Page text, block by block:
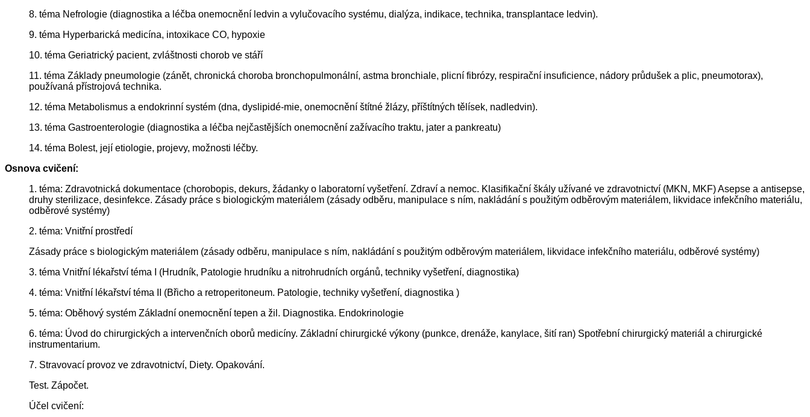
8. téma Nefrologie (diagnostika a léčba onemocnění ledvin a vylučovacího systému, dialýza, indikace, technika, transplantace ledvin).
9. téma Hyperbarická medicína, intoxikace CO, hypoxie
10. téma Geriatrický pacient, zvláštnosti chorob ve stáří
11. téma Základy pneumologie (zánět, chronická choroba bronchopulmonální, astma bronchiale, plicní fibrózy, respirační insuficience, nádory průdušek a plic, pneumotorax),
používaná přístrojová technika.
12. téma Metabolismus a endokrinní systém (dna, dyslipidé-mie, onemocnění štítné žlázy, příštítných tělísek, nadledvin).
13. téma Gastroenterologie (diagnostika a léčba nejčastějších onemocnění zažívacího traktu, jater a pankreatu)
14. téma Bolest, její etiologie, projevy, možnosti léčby.
Osnova cvičení:
1. téma: Zdravotnická dokumentace (chorobopis, dekurs, žádanky o laboratorní vyšetření. Zdraví a nemoc. Klasifikační škály užívané ve zdravotnictví (MKN, MKF) Asepse a antisepse,
druhy sterilizace, desinfekce. Zásady práce s biologickým materiálem (zásady odběru, manipulace s ním, nakládání s použitým odběrovým materiálem, likvidace infekčního materiálu,
odběrové systémy)
2. téma: Vnitřní prostředí
Zásady práce s biologickým materiálem (zásady odběru, manipulace s ním, nakládání s použitým odběrovým materiálem, likvidace infekčního materiálu, odběrové systémy)
3. téma Vnitřní lékařství téma I (Hrudník, Patologie hrudníku a nitrohrudních orgánů, techniky vyšetření, diagnostika)
4. téma: Vnitřní lékařství téma II (Břicho a retroperitoneum. Patologie, techniky vyšetření, diagnostika )
5. téma: Oběhový systém Základní onemocnění tepen a žil. Diagnostika. Endokrinologie
6. téma: Úvod do chirurgických a intervenčních oborů medicíny. Základní chirurgické výkony (punkce, drenáže, kanylace, šití ran) Spotřební chirurgický materiál a chirurgické
instrumentarium.
7. Stravovací provoz ve zdravotnictví, Diety. Opakování.
Test. Zápočet.
Účel cvičení: